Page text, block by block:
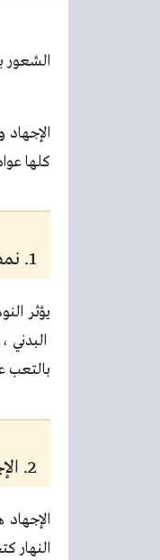
الشعور
كلها
1. نمط النوم المضطرب
يؤثر
بالتعب
2. الإجهاد
النهار